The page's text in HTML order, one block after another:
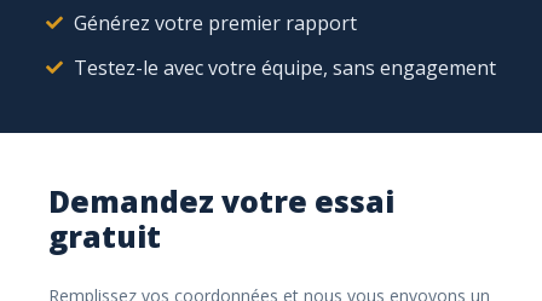
Des métadonnées plutôt que des dossiers
Étiquetez par auteur, type, date d'échéance, client, projet
Générez votre premier rapport
Testez-le avec votre équipe, sans engagement
Demandez votre essai
gratuit
Remplissez vos coordonnées et nous vous envoyons un